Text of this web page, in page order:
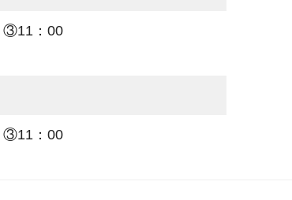
：00 ③11：00
：00 ③11：00